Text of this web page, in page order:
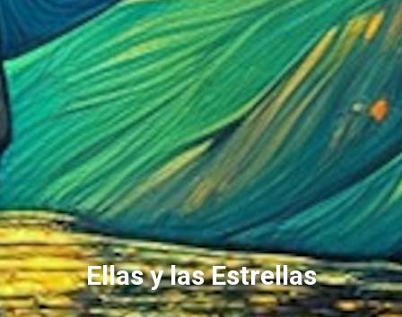
Ellas y las Estrellas